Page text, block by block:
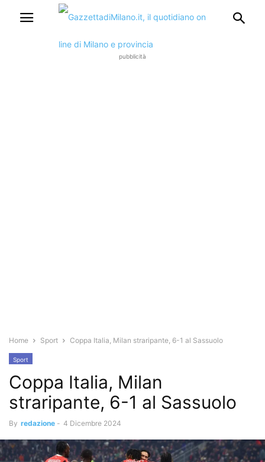
pubblicità
Home Sport Coppa Italia, Milan straripante, 6-1 al Sassuolo
Sport
Coppa Italia, Milan
straripante, 6-1 al Sassuolo
By redazione - 4 Dicembre 2024